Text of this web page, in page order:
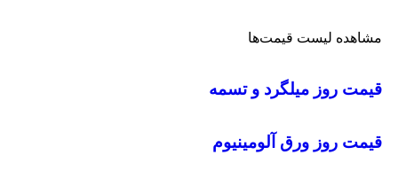
مشاهده لیست قیمت‌ها
قیمت روز میلگرد و تسمه
قیمت روز ورق آلومینیوم